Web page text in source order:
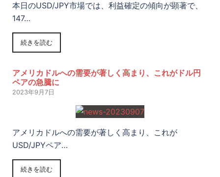
本日のUSD/JPY市場では、利益確定の傾向が顕著で、
147…
続きを読む
アメリカドルへの需要が著しく高まり、これがドル円
ペアの急騰に
2023年9月7日
アメリカドルへの需要が著しく高まり、これが
USD/JPYペア…
続きを読む